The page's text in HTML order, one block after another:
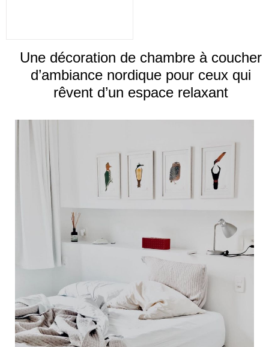
Une décoration de chambre à coucher
d’ambiance nordique pour ceux qui
rêvent d’un espace relaxant